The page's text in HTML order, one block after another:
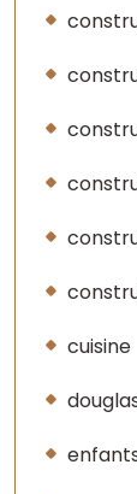
cuisine